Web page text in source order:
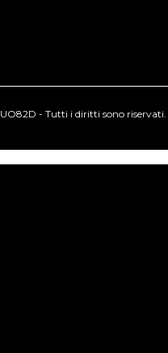
- Tutti i diritti sono riservati.